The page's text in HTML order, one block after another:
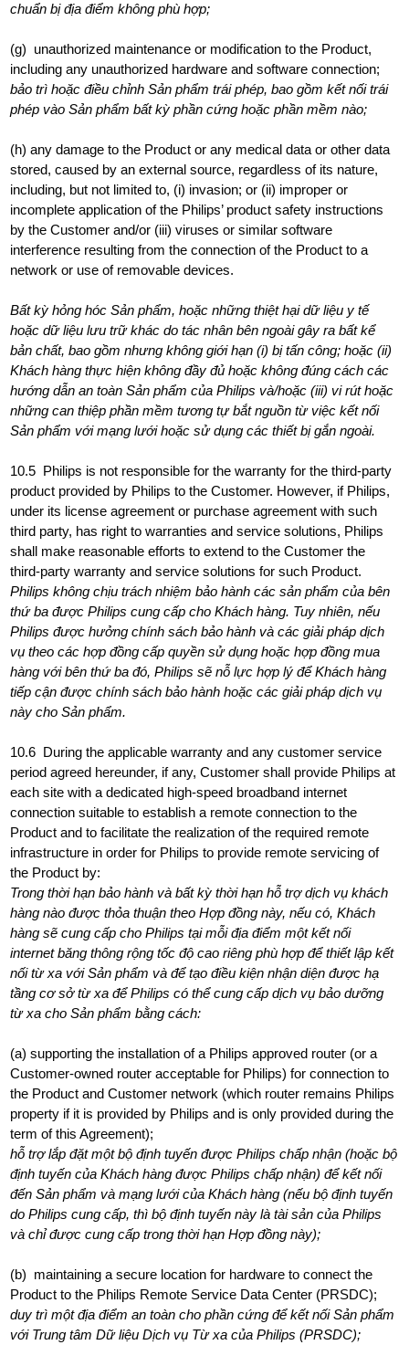
chuẩn bị địa điểm không phù hợp;
(g) unauthorized maintenance or modification to the Product,
including any unauthorized hardware and software connection;
bảo trì hoặc điều chỉnh Sản phẩm trái phép, bao gồm kết nối trái
phép vào Sản phẩm bất kỳ phần cứng hoặc phần mềm nào;
(h) any damage to the Product or any medical data or other data
stored, caused by an external source, regardless of its nature,
including, but not limited to, (i) invasion; or (ii) improper or
incomplete application of the Philips’ product safety instructions
by the Customer and/or (iii) viruses or similar software
interference resulting from the connection of the Product to a
network or use of removable devices.
Bất kỳ hỏng hóc Sản phẩm, hoặc những thiệt hại dữ liệu y tế
hoặc dữ liệu lưu trữ khác do tác nhân bên ngoài gây ra bất kể
bản chất, bao gồm nhưng không giới hạn (i) bị tấn công; hoặc (ii)
Khách hàng thực hiện không đầy đủ hoặc không đúng cách các
hướng dẫn an toàn Sản phẩm của Philips và/hoặc (iii) vi rút hoặc
những can thiệp phần mềm tương tự bắt nguồn từ việc kết nối
Sản phẩm với mạng lưới hoặc sử dụng các thiết bị gắn ngoài.
10.5 Philips is not responsible for the warranty for the third-party
product provided by Philips to the Customer. However, if Philips,
under its license agreement or purchase agreement with such
third party, has right to warranties and service solutions, Philips
shall make reasonable efforts to extend to the Customer the
third-party warranty and service solutions for such Product.
Philips không chịu trách nhiệm bảo hành các sản phẩm của bên
thứ ba được Philips cung cấp cho Khách hàng. Tuy nhiên, nếu
Philips được hưởng chính sách bảo hành và các giải pháp dịch
vụ theo các hợp đồng cấp quyền sử dụng hoặc hợp đồng mua
hàng với bên thứ ba đó, Philips sẽ nỗ lực hợp lý để Khách hàng
tiếp cận được chính sách bảo hành hoặc các giải pháp dịch vụ
này cho Sản phẩm.
10.6 During the applicable warranty and any customer service
period agreed hereunder, if any, Customer shall provide Philips at
each site with a dedicated high-speed broadband internet
connection suitable to establish a remote connection to the
Product and to facilitate the realization of the required remote
infrastructure in order for Philips to provide remote servicing of
the Product by:
Trong thời hạn bảo hành và bất kỳ thời hạn hỗ trợ dịch vụ khách
hàng nào được thỏa thuận theo Hợp đồng này, nếu có, Khách
hàng sẽ cung cấp cho Philips tại mỗi địa điểm một kết nối
internet băng thông rộng tốc độ cao riêng phù hợp để thiết lập kết
nối từ xa với Sản phẩm và để tạo điều kiện nhận diện được hạ
tầng cơ sở từ xa để Philips có thể cung cấp dịch vụ bảo dưỡng
từ xa cho Sản phẩm bằng cách:
(a) supporting the installation of a Philips approved router (or a
Customer-owned router acceptable for Philips) for connection to
the Product and Customer network (which router remains Philips
property if it is provided by Philips and is only provided during the
term of this Agreement);
hỗ trợ lắp đặt một bộ định tuyến được Philips chấp nhận (hoặc bộ
định tuyến của Khách hàng được Philips chấp nhận) để kết nối
đến Sản phẩm và mạng lưới của Khách hàng (nếu bộ định tuyến
do Philips cung cấp, thì bộ định tuyến này là tài sản của Philips
và chỉ được cung cấp trong thời hạn Hợp đồng này);
(b) maintaining a secure location for hardware to connect the
Product to the Philips Remote Service Data Center (PRSDC);
duy trì một địa điểm an toàn cho phần cứng để kết nối Sản phẩm
với Trung tâm Dữ liệu Dịch vụ Từ xa của Philips (PRSDC);